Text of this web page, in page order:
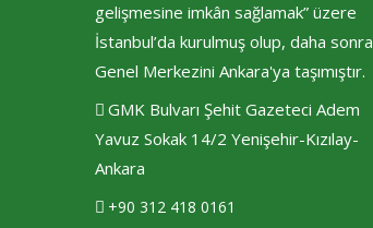
gelişmesine imkân sağlamak” üzere
İstanbul’da kurulmuş olup, daha sonra
Genel Merkezini Ankara'ya taşımıştır.
GMK Bulvarı Şehit Gazeteci Adem
Yavuz Sokak 14/2 Yenişehir-Kızılay-
Ankara
+90 312 418 0161